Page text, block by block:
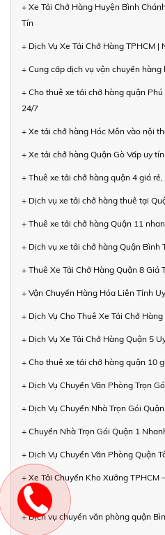
+ Xe Tải Chở Hàng Huyện Bình
Tín
+ Dịch Vụ Xe Tải Chở Hàng TPHCM |
+ Cung cấp dịch vụ vận chuyển
+ Cho thuê xe tải chở hàng quận
24/7
+ Xe tải chở hàng Hóc Môn vào nội
+ Xe tải chở hàng Quận Gò Vấp uy
+ Thuê xe tải chở hàng quận 4 giá
+ Dịch vụ xe tải chở hàng thuê tại
+ Thuê xe tải chở hàng Quận 11
+ Dịch vụ xe tải chở hàng Quận Bình
+ Thuê Xe Tải Chở Hàng Quận 8 Giá
+ Vận Chuyển Hàng Hóa Liên Tỉnh
+ Dịch Vụ Cho Thuê Xe Tải Chở
+ Dịch Vụ Xe Tải Chở Hàng Quận 5
+ Cho thuê xe tải chở hàng quận 10
+ Dịch Vụ Chuyển Văn Phòng Trọn
+ Dịch Vụ Chuyển Nhà Trọn Gói
+ Chuyển Nhà Trọn Gói Quận 1
+ Dịch Vụ Chuyển Văn Phòng Quận
+ Xe Tải Chuyển Kho Xưởng TPHCM
Kiệm
+ Dịch vụ chuyển văn phòng quận